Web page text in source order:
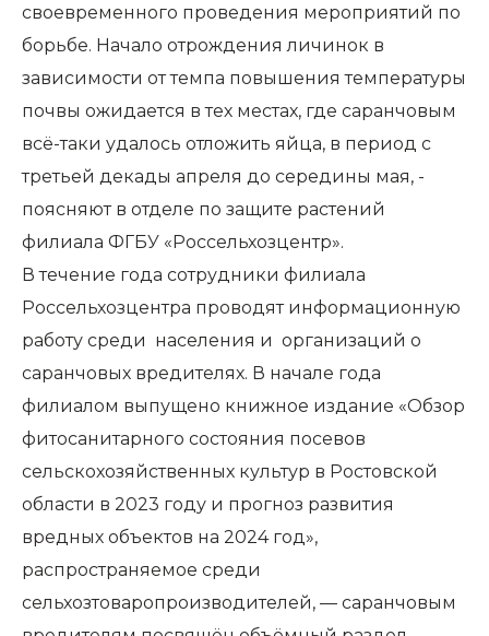
своевременного проведения мероприятий по
борьбе. Начало отрождения личинок в
зависимости от темпа повышения температуры
почвы ожидается в тех местах, где саранчовым
всё-таки удалось отложить яйца, в период с
третьей декады апреля до середины мая, -
поясняют в отделе по защите растений
филиала ФГБУ «Россельхозцентр».
В течение года сотрудники филиала
Россельхозцентра проводят информационную
работу среди населения и организаций о
саранчовых вредителях. В начале года
филиалом выпущено книжное издание «Обзор
фитосанитарного состояния посевов
сельскохозяйственных культур в Ростовской
области в 2023 году и прогноз развития
вредных объектов на 2024 год»,
распространяемое среди
сельхозтоваропроизводителей, — саранчовым